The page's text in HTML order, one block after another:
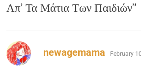
Απ’ Τα Μάτια Των Παιδιών”
newagemama says:
February